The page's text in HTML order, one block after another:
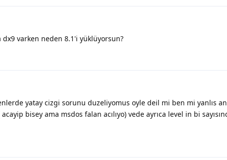
varken neden 8.1'i yüklüyorsun?
yatay cizgi sorunu duzeliyomus oyle deil mi ben mi yanlıs
bisey ama msdos falan acılıyo) vede ayrıca level in bi